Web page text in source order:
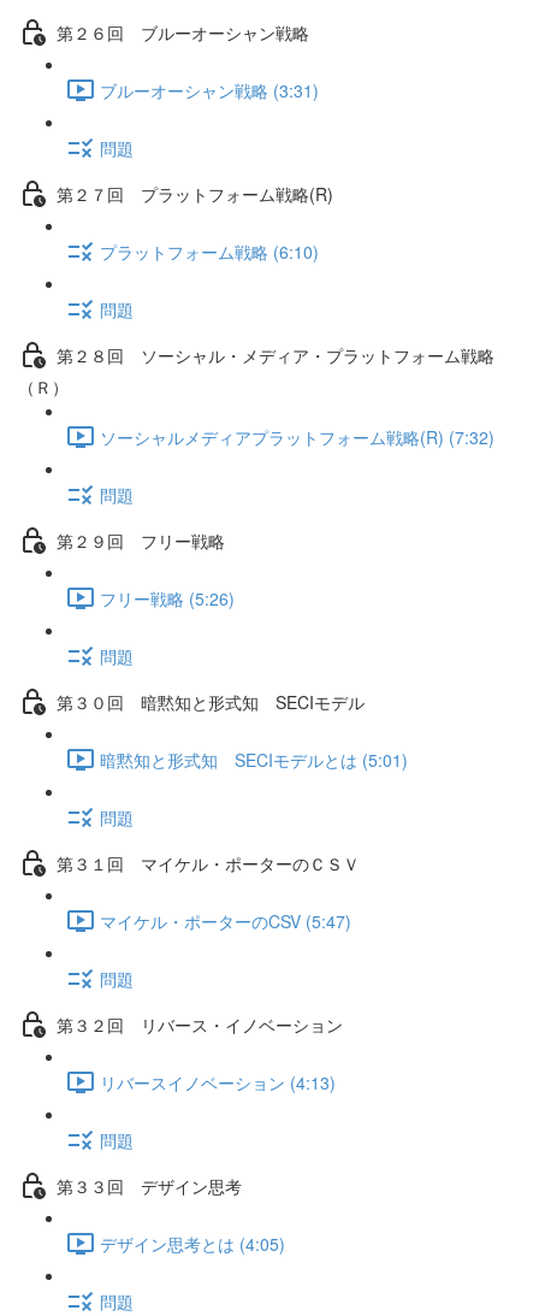
第２６回 ブルーオーシャン戦略
ブルーオーシャン戦略 (3:31)
問題
第２７回 プラットフォーム戦略(R)
プラットフォーム戦略 (6:10)
問題
第２８回 ソーシャル・メディア・プラットフォーム戦略
（Ｒ）
ソーシャルメディアプラットフォーム戦略(R) (7:32)
問題
第２９回 フリー戦略
フリー戦略 (5:26)
問題
第３０回 暗黙知と形式知 SECIモデル
暗黙知と形式知 SECIモデルとは (5:01)
問題
第３１回 マイケル・ポーターのＣＳＶ
マイケル・ポーターのCSV (5:47)
問題
第３２回 リバース・イノベーション
リバースイノベーション (4:13)
問題
第３３回 デザイン思考
デザイン思考とは (4:05)
問題